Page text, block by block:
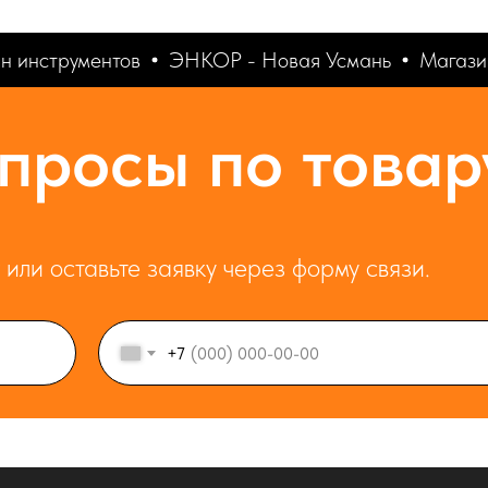
ЭНКОР - Новая Усмань Магазин
по
оставьте заявку через форму связи.
+7